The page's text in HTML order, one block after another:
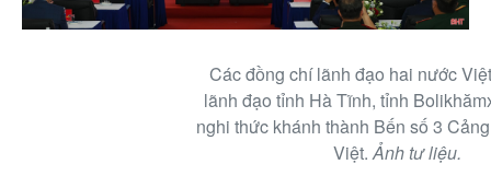
Các đồng chí lãnh đạo hai nước
lãnh đạo tỉnh Hà Tĩnh, tỉnh
nghi thức khánh thành Bến số 3
Việt.Ảnh tư liệu.